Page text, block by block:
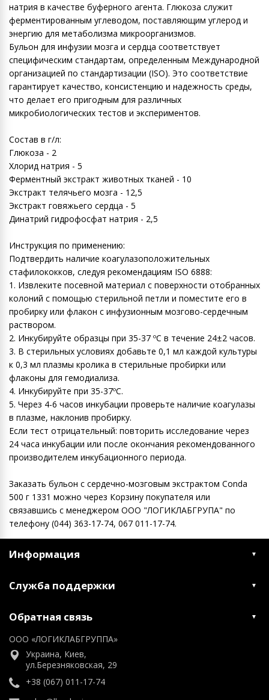
натрия в качестве буферного агента. Глюкоза служит
ферментированным углеводом, поставляющим углерод и
энергию для метаболизма микроорганизмов.
Бульон для инфузии мозга и сердца соответствует
специфическим стандартам, определенным Международной
организацией по стандартизации (ISO). Это соответствие
гарантирует качество, консистенцию и надежность среды,
что делает его пригодным для различных
микробиологических тестов и экспериментов.
Состав в г/л:
Глюкоза - 2
Хлорид натрия - 5
Ферментный экстракт животных тканей - 10
Экстракт телячьего мозга - 12,5
Экстракт говяжьего сердца - 5
Динатрий гидрофосфат натрия - 2,5
Инструкция по применению:
Подтвердить наличие коагулазоположительных
стафилококков, следуя рекомендациям ISO 6888:
1. Извлеките посевной материал с поверхности отобранных
колоний с помощью стерильной петли и поместите его в
пробирку или флакон с инфузионным мозгово-сердечным
раствором.
2. Инкубируйте образцы при 35-37 ºC в течение 24±2 часов.
3. В стерильных условиях добавьте 0,1 мл каждой культуры
к 0,3 мл плазмы кролика в стерильные пробирки или
флаконы для гемодиализа.
4. Инкубируйте при 35-37ºC.
5. Через 4-6 часов инкубации проверьте наличие коагулазы
в плазме, наклонив пробирку.
Если тест отрицательный: повторить исследование через
24 часа инкубации или после окончания рекомендованного
производителем инкубационного периода.
Заказать бульон с сердечно-мозговым экстрактом Conda
500 г 1331 можно через Корзину покупателя или
связавшись с менеджером ООО "ЛОГИКЛАБГРУПА" по
телефону (044) 363-17-74, 067 011-17-74.
Информация
Служба поддержки
Обратная связь
ООО «ЛОГИКЛАБГРУППА»
Украина, Киев,
ул.Березняковская, 29
+38 (067) 011-17-74